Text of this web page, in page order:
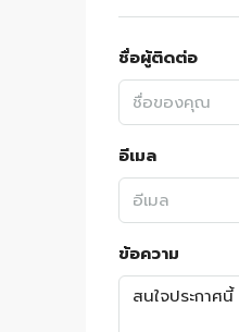
ชื่อผู้ติดต่อ
อีเมล
ข้อความ